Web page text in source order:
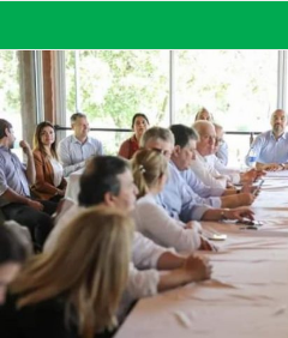
MINISTERIO
DE